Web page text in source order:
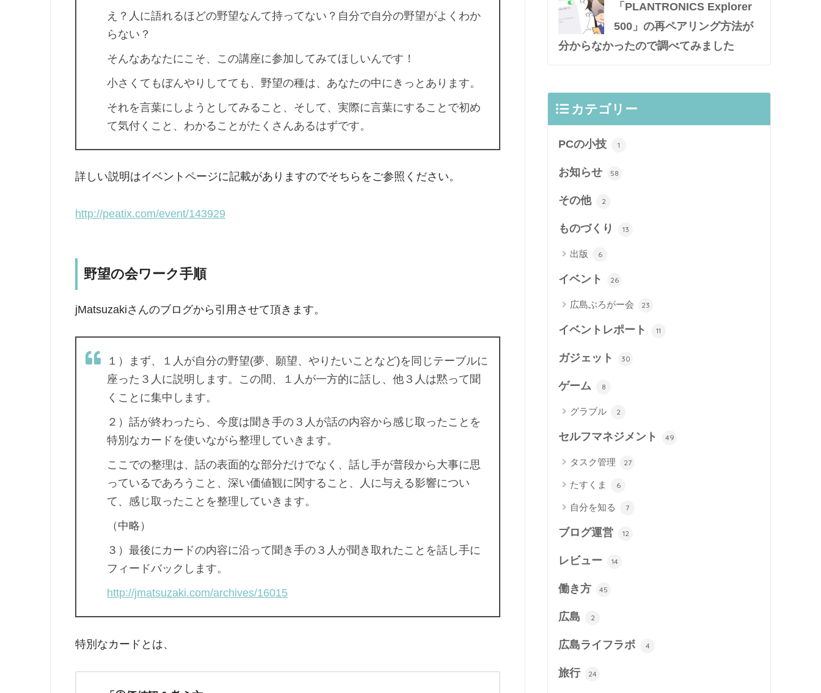
え？人に語れるほどの野望なんて持ってない？自分で自分の野望がよくわか
らない？
そんなあなたにこそ、この講座に参加してみてほしいんです！
小さくてもぼんやりしてても、野望の種は、あなたの中にきっとあります。
それを言葉にしようとしてみること、そして、実際に言葉にすることで初め
て気付くこと、わかることがたくさんあるはずです。
詳しい説明はイベントページに記載がありますのでそちらをご参照ください。
http://peatix.com/event/143929
野望の会ワーク手順
jMatsuzakiさんのブログから引用させて頂きます。
１）まず、１人が自分の野望(夢、願望、やりたいことなど)を同じテーブルに
座った３人に説明します。この間、１人が一方的に話し、他３人は黙って聞
くことに集中します。
２）話が終わったら、今度は聞き手の３人が話の内容から感じ取ったことを
特別なカードを使いながら整理していきます。
ここでの整理は、話の表面的な部分だけでなく、話し手が普段から大事に思
っているであろうこと、深い価値観に関すること、人に与える影響につい
て、感じ取ったことを整理していきます。
（中略）
３）最後にカードの内容に沿って聞き手の３人が聞き取れたことを話し手に
フィードバックします。
http://jmatsuzaki.com/archives/16015
特別なカードとは、
「PLANTRONICS Explorer
500」の再ペアリング方法が
分からなかったので調べてみました
カテゴリー
PCの小技 1
お知らせ 58
その他 2
ものづくり 13
出版 6
イベント 26
広島ぶろがー会 23
イベントレポート 11
ガジェット 30
ゲーム 8
グラブル 2
セルフマネジメント 49
タスク管理 27
たすくま 6
自分を知る 7
ブログ運営 12
レビュー 14
働き方 45
広島 2
広島ライフラボ 4
旅行 24